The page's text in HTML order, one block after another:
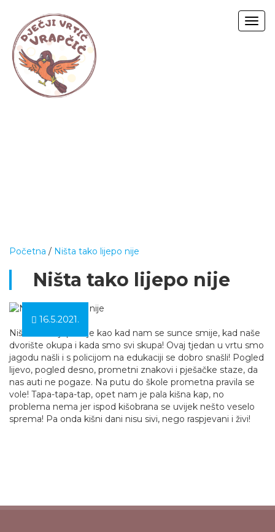
Početna / Ništa tako lijepo nije
Ništa tako lijepo nije
16.5.2021.
Ništa tako lijepo nije kao kad nam se sunce smije, kad naše
dvorište okupa i kada smo svi skupa! Ovaj tjedan u vrtu smo
jagodu našli i s policijom na edukaciji se dobro snašli! Pogled
lijevo, pogled desno, prometni znakovi i pješačke staze, da
nas auti ne pogaze. Na putu do škole prometna pravila se
vole! Tapa-tapa-tap, opet nam je pala kišna kap, no
problema nema jer ispod kišobrana se uvijek nešto veselo
sprema! Pa onda kišni dani nisu sivi, nego raspjevani i živi!